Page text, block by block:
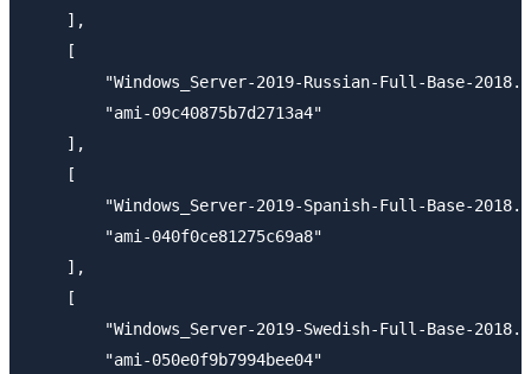
    ],
    [
"Windows_Server-2019-Russian-Full-Base-
        "ami-09c40875b7d2713a4"
    ],
    [
"Windows_Server-2019-Spanish-Full-Base-
        "ami-040f0ce81275c69a8"
    ],
    [
"Windows_Server-2019-Swedish-Full-Base-
        "ami-050e0f9b7994bee04"